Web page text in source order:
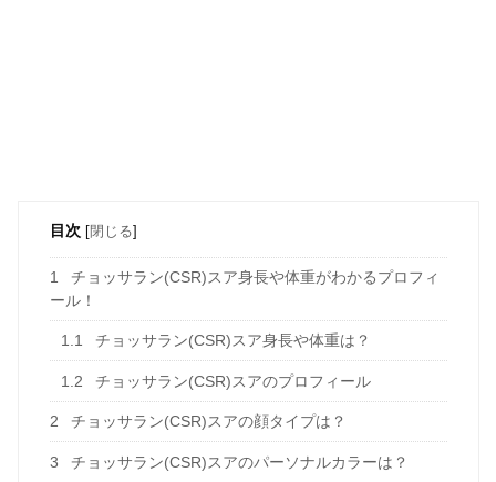
目次 [閉じる]
1
チョッサラン(CSR)スア身長や体重がわかるプロフィ
ール！
1.1 チョッサラン(CSR)スア身長や体重は？
1.2 チョッサラン(CSR)スアのプロフィール
2 チョッサラン(CSR)スアの顔タイプは？
3 チョッサラン(CSR)スアのパーソナルカラーは？